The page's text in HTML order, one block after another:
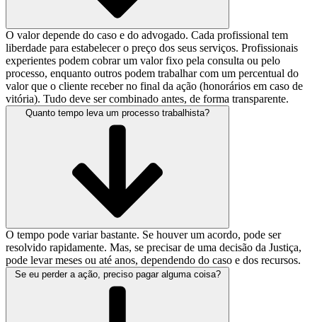
O valor depende do caso e do advogado. Cada profissional tem
liberdade para estabelecer o preço dos seus serviços. Profissionais
experientes podem cobrar um valor fixo pela consulta ou pelo
processo, enquanto outros podem trabalhar com um percentual do
valor que o cliente receber no final da ação (honorários em caso de
vitória). Tudo deve ser combinado antes, de forma transparente.
Quanto tempo leva um processo trabalhista?
O tempo pode variar bastante. Se houver um acordo, pode ser
resolvido rapidamente. Mas, se precisar de uma decisão da Justiça,
pode levar meses ou até anos, dependendo do caso e dos recursos.
Se eu perder a ação, preciso pagar alguma coisa?